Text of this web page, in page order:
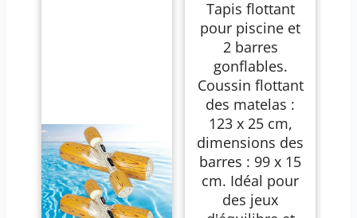
Tapis flottant
pour piscine et
2 barres
gonflables.
Coussin flottant
des matelas :
123 x 25 cm,
dimensions des
barres : 99 x 15
cm. Idéal pour
des jeux